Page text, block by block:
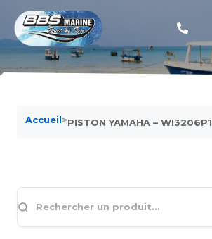
Accueil>PISTON YAMAHA – WI3206P1